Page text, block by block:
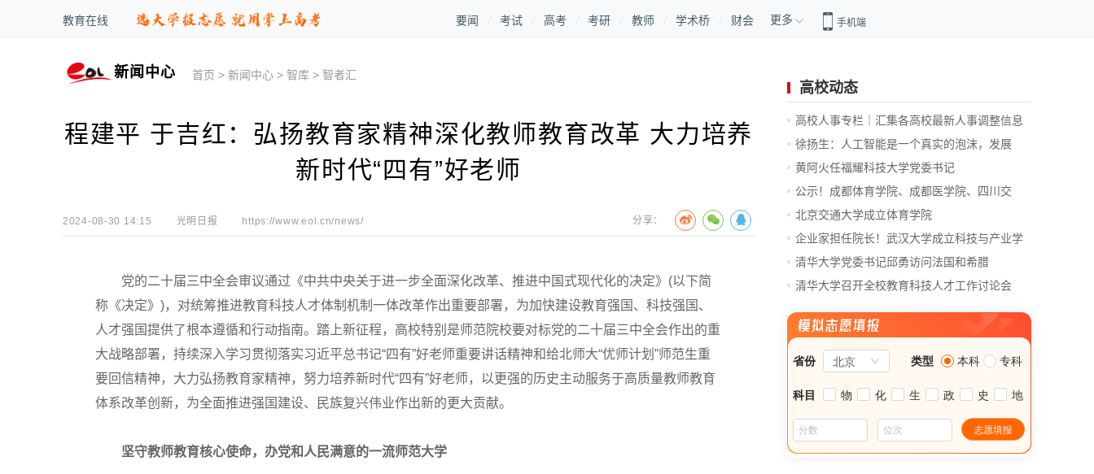
教育在线 要闻 考试 高考 考研 教师 学术桥 财会 更多 手机端
新闻中心 首页 >新闻中心 >智库 >智者汇
程建平 于吉红：弘扬教育家精神深化教师教育改革 大力培养
新时代“四有”好老师
2024-08-30 14:15 光明日报 https://www.eol.cn/news/ 分享：
党的二十届三中全会审议通过《中共中央关于进一步全面深化改革、推进中国式现代化的决定》(以下简
称《决定》)，对统筹推进教育科技人才体制机制一体改革作出重要部署，为加快建设教育强国、科技强国、
人才强国提供了根本遵循和行动指南。踏上新征程，高校特别是师范院校要对标党的二十届三中全会作出的重
大战略部署，持续深入学习贯彻落实习近平总书记“四有”好老师重要讲话精神和给北师大“优师计划”师范生重
要回信精神，大力弘扬教育家精神，努力培养新时代“四有”好老师，以更强的历史主动服务于高质量教师教育
体系改革创新，为全面推进强国建设、民族复兴伟业作出新的更大贡献。
坚守教师教育核心使命，办党和人民满意的一流师范大学
高校动态
高校人事专栏｜汇集各高校最新人事调整信息
徐扬生：人工智能是一个真实的泡沫，发展
前...
黄阿火任福耀科技大学党委书记
公示！成都体育学院、成都医学院、四川交
通...
北京交通大学成立体育学院
企业家担任院长！武汉大学成立科技与产业学
院
清华大学党委书记邱勇访问法国和希腊
清华大学召开全校教育科技人才工作讨论会